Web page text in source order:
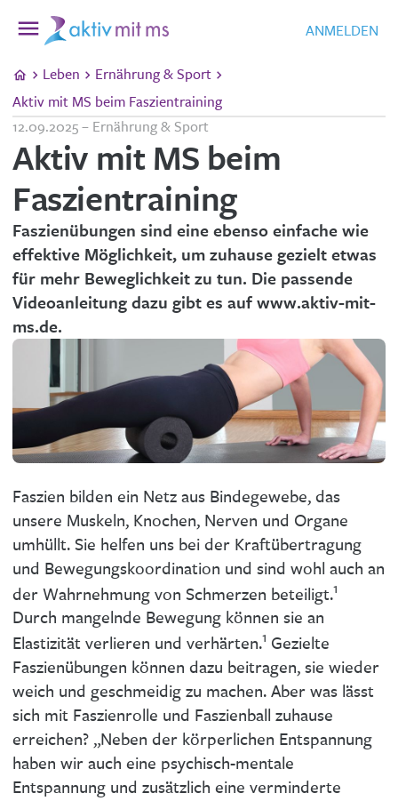
ANMELDEN
Leben
Ernährung & Sport
Aktiv mit MS beim Faszientraining
12.09.2025 – Ernährung & Sport
Aktiv mit MS beim
Faszientraining
Faszienübungen sind eine ebenso einfache wie
effektive Möglichkeit, um zuhause gezielt etwas
für mehr Beweglichkeit zu tun. Die passende
Videoanleitung dazu gibt es auf www.aktiv-mit-
ms.de.
Faszien bilden ein Netz aus Bindegewebe, das
unsere Muskeln, Knochen, Nerven und Organe
umhüllt. Sie helfen uns bei der Kraftübertragung
und Bewegungskoordination und sind wohl auch an
der Wahrnehmung von Schmerzen beteiligt.1
Durch mangelnde Bewegung können sie an
Elastizität verlieren und verhärten.1 Gezielte
Faszienübungen können dazu beitragen, sie wieder
weich und geschmeidig zu machen. Aber was lässt
sich mit Faszienrolle und Faszienball zuhause
erreichen? „Neben der körperlichen Entspannung
haben wir auch eine psychisch-mentale
Entspannung und zusätzlich eine verminderte